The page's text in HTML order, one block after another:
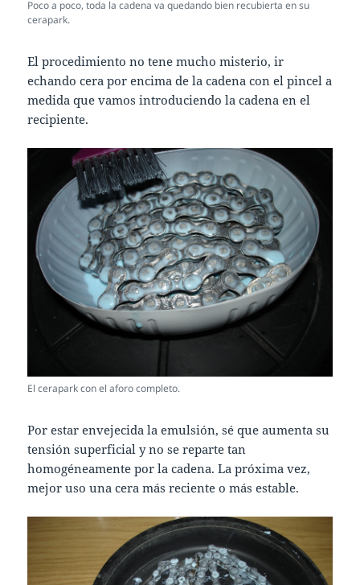
Poco a poco, toda la cadena va quedando bien recubierta en su
cerapark.
El procedimiento no tene mucho misterio, ir
echando cera por encima de la cadena con el pincel a
medida que vamos introduciendo la cadena en el
recipiente.
El cerapark con el aforo completo.
Por estar envejecida la emulsión, sé que aumenta su
tensión superficial y no se reparte tan
homogéneamente por la cadena. La próxima vez,
mejor uso una cera más reciente o más estable.